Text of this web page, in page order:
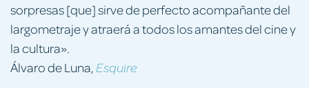
sorpresas [que] sirve de perfecto acompañante del
largometraje y atraerá a todos los amantes del cine y
la cultura».
Álvaro de Luna,Esquire